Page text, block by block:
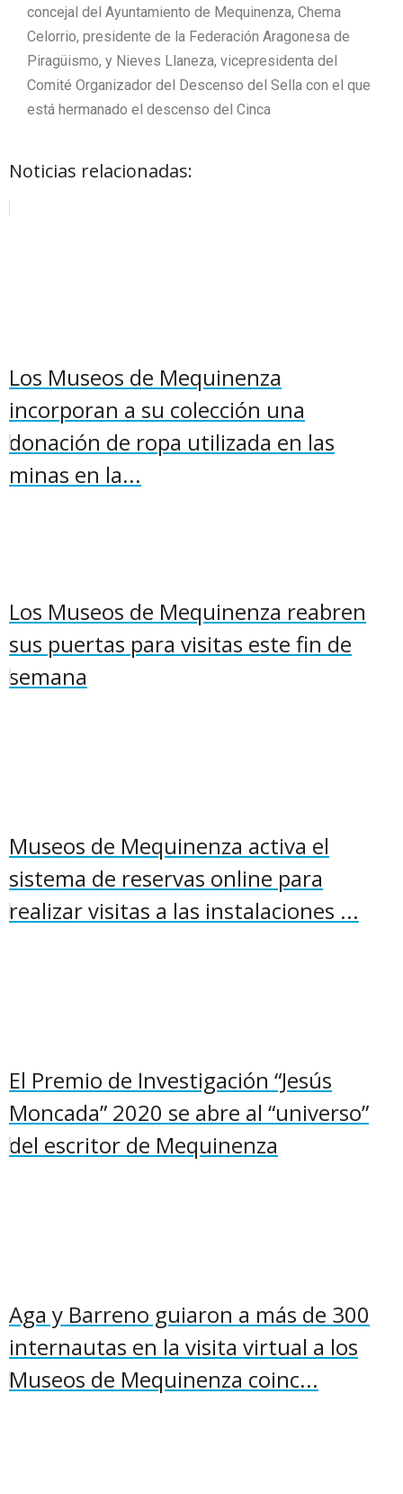
concejal del Ayuntamiento de Mequinenza, Chema
Celorrio, presidente de la Federación Aragonesa de
Piragüismo, y Nieves Llaneza, vicepresidenta del
Comité Organizador del Descenso del Sella con el que
está hermanado el descenso del Cinca
Noticias relacionadas:
Los Museos de Mequinenza
incorporan a su colección una
donación de ropa utilizada en las
minas en la...
Los Museos de Mequinenza reabren
sus puertas para visitas este fin de
semana
Museos de Mequinenza activa el
sistema de reservas online para
realizar visitas a las instalaciones ...
El Premio de Investigación “Jesús
Moncada” 2020 se abre al “universo”
del escritor de Mequinenza
Aga y Barreno guiaron a más de 300
internautas en la visita virtual a los
Museos de Mequinenza coinc...